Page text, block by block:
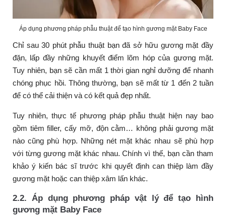
Áp dụng phương pháp phẫu thuật để tạo hình gương mặt Baby Face
Chỉ sau 30 phút phẫu thuật bạn đã sở hữu gương mặt đầy
đặn, lấp đầy những khuyết điểm lõm hóp của gương mặt.
Tuy nhiên, bạn sẽ cần mất 1 thời gian nghỉ dưỡng để nhanh
chóng phục hồi. Thông thường, bạn sẽ mất từ 1 đến 2 tuần
để có thể cải thiện và có kết quả đẹp nhất.
Tuy nhiên, thực tế phương pháp phẫu thuật hiện nay bao
gồm tiêm filler, cấy mỡ, độn cằm… không phải gương mặt
nào cũng phù hợp. Những nét mặt khác nhau sẽ phù hợp
với từng gương mặt khác nhau. Chính vì thế, bạn cần tham
khảo ý kiến bác sĩ trước khi quyết định can thiệp làm đầy
gương mặt hoặc can thiệp xâm lấn khác.
2.2. Áp dụng phương pháp vật lý để tạo hình
gương mặt Baby Face